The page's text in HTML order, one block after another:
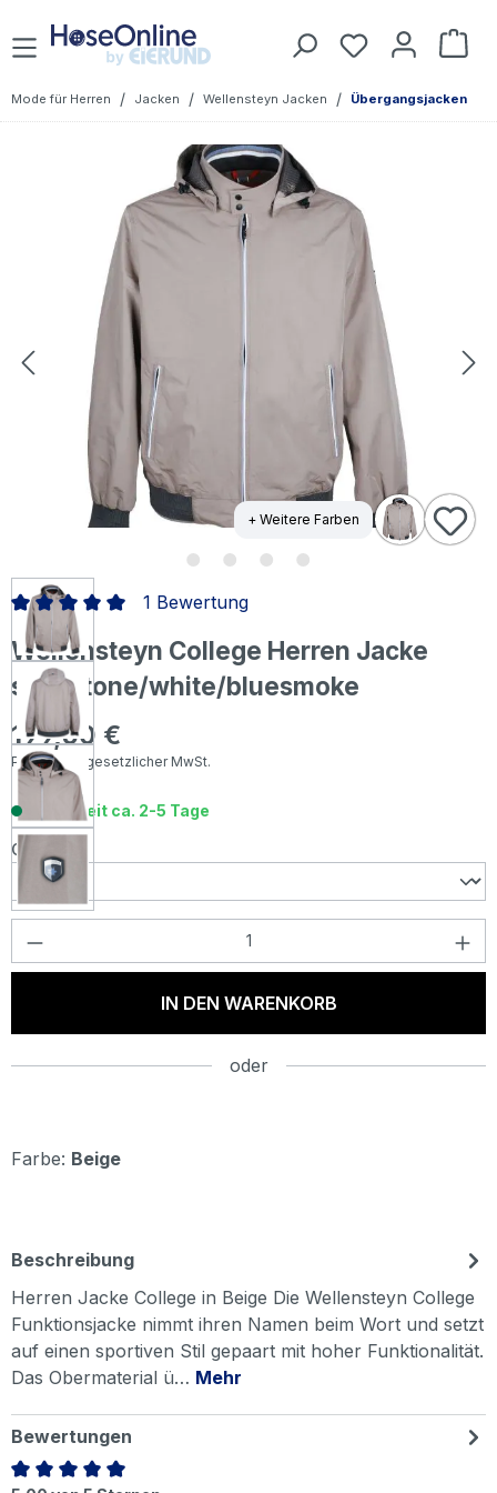
Zum Hauptinhalt springen
Mode für Herren / Jacken / Wellensteyn Jacken / Übergangsjacken
Bildergalerie überspringen
+ Weitere Farben
Wellensteyn College Herren Jacke
sandstone/white/bluesmoke
Regulärer Preis:
199,50 €
Preise inkl. gesetzlicher MwSt.
Durchschnittliche Bewertung von 5 von 5 Sternen
1 Bewertung
Lieferzeit ca. 2-5 Tage
Größe
Produkt Anzahl: Gib den gewünschten
IN DEN WARENKORB
oder
Farbe: Beige
Beschreibung
Herren Jacke College in Beige Die Wellensteyn College
Funktionsjacke nimmt ihren Namen beim Wort und setzt
auf einen sportiven Stil gepaart mit hoher Funktionalität.
Das Obermaterial ü… Mehr
Bewertungen